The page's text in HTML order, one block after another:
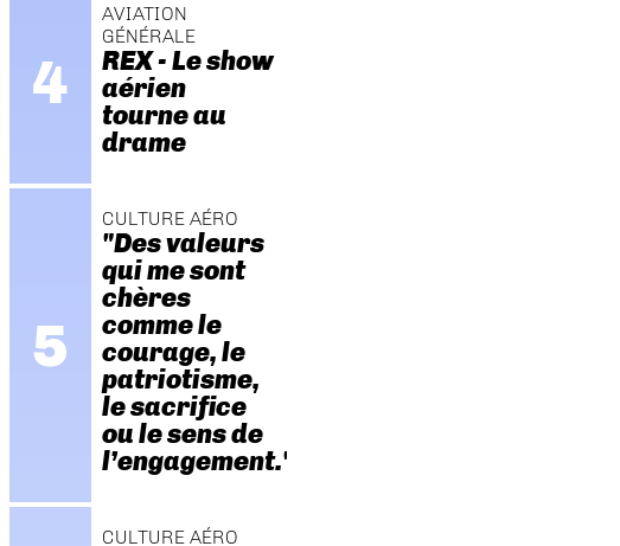
AVIATION
GÉNÉRALE
REX - Le show
aérien
tourne au
drame
CULTURE AÉRO
"Des valeurs
qui me sont
chères
comme le
courage, le
patriotisme,
le sacrifice
ou le sens de
l’engagement."
CULTURE AÉRO